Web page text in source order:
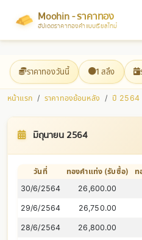
Moohin - ราคาทอง
อัปเดตราคาทองคำแบบเรียลไทม์
ราคาทองวันนี้ 1 สลึง
หน้าแรก ราคาทองย้อนหลัง ปี 2564
มิถุนายน 2564
วันที่ ทองคำแท่ง (รับซื้อ) ท
30/6/2564
26,600.00
29/6/2564 26,750.00
28/6/2564 26,800.00